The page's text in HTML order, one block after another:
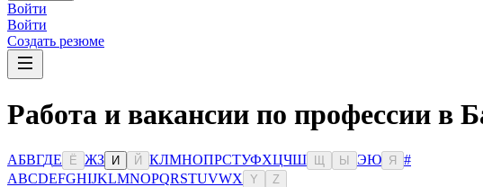
Войти
Войти
Создать резюме
Работа и вакансии по профессии в
АБВГДЕ Ё ЖЗ И Й КЛМНОПРСТУФХЦЧШ Ы ЭЮ Я
#
ABCDEFGHIJKLMNOPQRSTUVWX Y Z